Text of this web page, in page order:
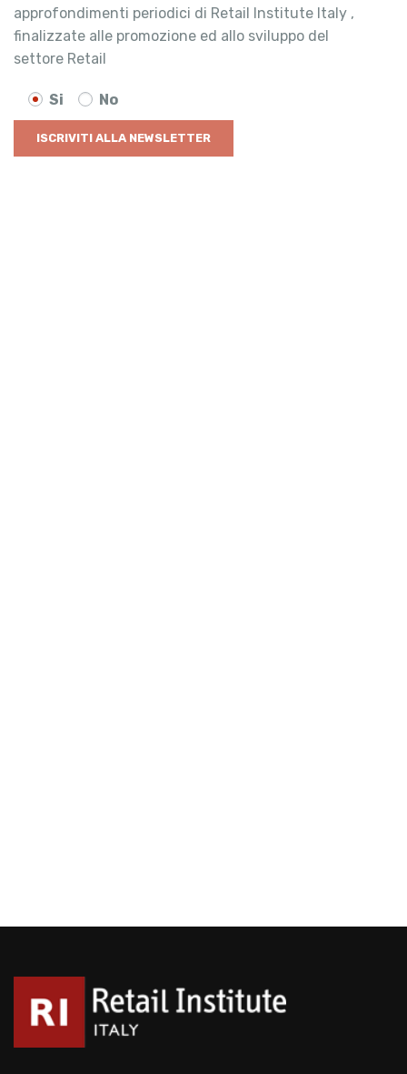
approfondimenti periodici di Retail Institute Italy ,
finalizzate alle promozione ed allo sviluppo del
settore Retail
Si No